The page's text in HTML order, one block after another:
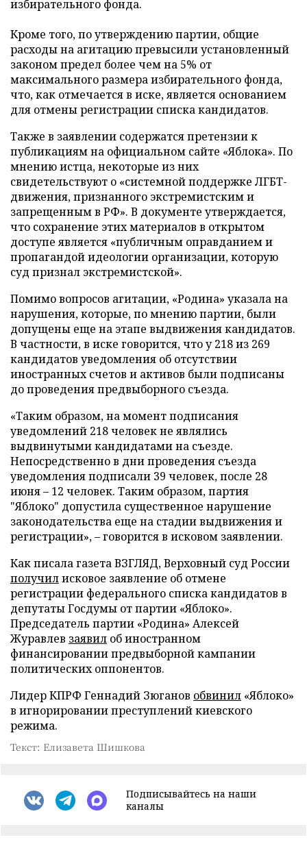
избирательного фонда.
Кроме того, по утверждению партии, общие
расходы на агитацию превысили установленный
законом предел более чем на 5% от
максимального размера избирательного фонда,
что, как отмечается в иске, является основанием
для отмены регистрации списка кандидатов.
Также в заявлении содержатся претензии к
публикациям на официальном сайте «Яблока». По
мнению истца, некоторые из них
свидетельствуют о «системной поддержке ЛГБТ-
движения, признанного экстремистским и
запрещенным в РФ». В документе утверждается,
что сохранение этих материалов в открытом
доступе является «публичным оправданием и
пропагандой идеологии организации, которую
суд признал экстремистской».
Помимо вопросов агитации, «Родина» указала на
нарушения, которые, по мнению партии, были
допущены еще на этапе выдвижения кандидатов.
В частности, в иске говорится, что у 218 из 269
кандидатов уведомления об отсутствии
иностранных счетов и активов были подписаны
до проведения предвыборного съезда.
«Таким образом, на момент подписания
уведомлений 218 человек не являлись
выдвинутыми кандидатами на съезде.
Непосредственно в дни проведения съезда
уведомления подписали 39 человек, после 28
июня – 12 человек. Таким образом, партия
"Яблоко" допустила существенное нарушение
законодательства еще на стадии выдвижения и
регистрации», – говорится в исковом заявлении.
Как писала газета ВЗГЛЯД, Верховный суд России
получилисковое заявление об отмене
регистрации федерального списка кандидатов в
депутаты Госдумы от партии «Яблоко».
Председатель партии «Родина» Алексей
Журавлев заявил об иностранном
финансировании предвыборной кампании
политических оппонентов.
Лидер КПРФ Геннадий Зюганов обвинил «Яблоко»
в игнорировании преступлений киевского
режима.
Текст: Елизавета Шишкова
Подписывайтесь на наши
каналы